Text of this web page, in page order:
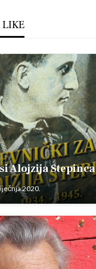
LIKE
Alojzija Stepinca
2020.